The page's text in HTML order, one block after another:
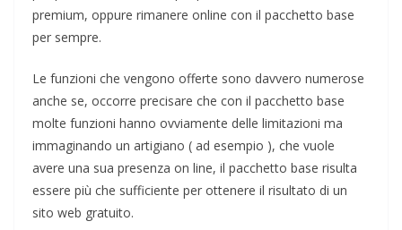
premium, oppure rimanere online con il pacchetto base
per sempre.
Le funzioni che vengono offerte sono davvero numerose
anche se, occorre precisare che con il pacchetto base
molte funzioni hanno ovviamente delle limitazioni ma
immaginando un artigiano ( ad esempio ), che vuole
avere una sua presenza on line, il pacchetto base risulta
essere più che sufficiente per ottenere il risultato di un
sito web gratuito.